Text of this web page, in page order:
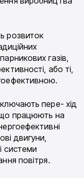
розвиток
газів,
або ті,
пере- хід
що працюють на
двигуни,
системи
повітря.